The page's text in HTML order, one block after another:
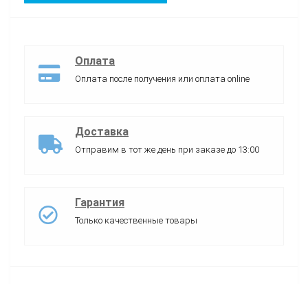
Оплата
Оплата после получения или оплата online
Доставка
Отправим в тот же день при заказе до 13:00
Гарантия
Только качественные товары